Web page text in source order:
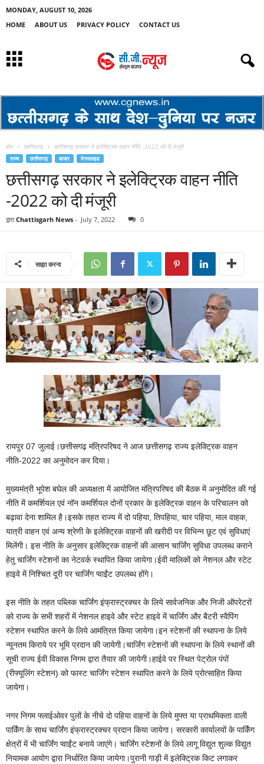
MONDAY, AUGUST 10, 2026
HOME
ABOUT US PRIVACY POLICY CONTACT US
होम छत्तीसगढ़ छत्तीसगढ़ सरकार ने इलेक्ट्रिक वाहन नीति -2022 को दी मंजूरी
राज्य छत्तीसगढ़ बाजार मेनस्लाइड
छत्तीसगढ़ सरकार ने इलेक्ट्रिक वाहन नीति
-2022 को दी मंजूरी
द्वारा Chattisgarh News - July 7, 2022 0
साझा करना
रायपुर 07 जुलाई।छत्तीसगढ़ मंत्रिपरिषद ने आज छत्तीसगढ़ राज्य इलेक्ट्रिक वाहन
नीति-2022 का अनुमोदन कर दिया।
मुख्यमंत्री भूपेश बघेल की अध्यक्षता में आयोजित मंत्रिपरिषद की बैठक में अनुमोदित की गई
नीति में कमर्शियल एवं नॉन कमर्शियल दोनों प्रकार के इलेक्ट्रिक वाहन के परिचालन को
बढ़ावा देना शामिल है।इसके तहत राज्य में दो पहिया, तिपहिया, चार पहिया, माल वाहक,
यात्री वाहन एवं अन्य श्रेणी के इलेक्ट्रिक वाहनों की खरीदी पर विभिन्न छूट एवं सुविधाएं
मिलेंगी। इस नीति के अनुसार इलेक्ट्रिक वाहनों की आसान चार्जिंग सुविधा उपलब्ध कराने
हेतु चार्जिंग स्टेशनों का नेटवर्क स्थापित किया जायेगा।ईवी मालिकों को नेशनल और स्टेट
हाइवे में निश्चित दूरी पर चार्जिंग प्वाईंट उपलब्ध होंगे।
इस नीति के तहत पब्लिक चार्जिंग इंफ्रास्ट्रक्चर के लिये सार्वजनिक और निजी ऑपरेटरों
को राज्य के सभी शहरों में नेशनल हाइवे और स्टेट हाइवे में चार्जिंग और बैटरी स्वैपिंग
स्टेशन स्थापित करने के लिये आमंत्रित किया जायेगा।इन स्टेशनों की स्थापना के लिये
न्यूनतम किराये पर भूमि प्रदान की जायेगी।चार्जिंग स्टेशनों की स्थापना के लिये स्थानों की
सूची राज्य ईवी विकास निगम द्वारा तैयार की जायेगी।हाईवे पर स्थित पेट्रोल पंपों
(रीफ्यूलिंग स्टेशन) को फास्ट चार्जिंग स्टेशन स्थापित करने के लिये प्रोत्साहित किया
जायेगा।
नगर निगम फ्लाईओवर पुलों के नीचे दो पहिया वाहनों के लिये मुफ्त या प्राथमिकता वाली
पार्किंग के साथ चार्जिंग इंफ्रास्ट्रक्चर प्रदान किया जायेगा। सरकारी कार्यालयों के पार्किंग
क्षेत्रों में भी चार्जिंग प्वाईंट बनाये जाएंगे। चार्जिंग स्टेशनों के लिये लागू विद्युत शुल्क विद्युत
नियामक आयोग द्वारा निर्धारित किया जायेगा।पुरानी गाड़ी में इलेक्ट्रिक किट लगाकर